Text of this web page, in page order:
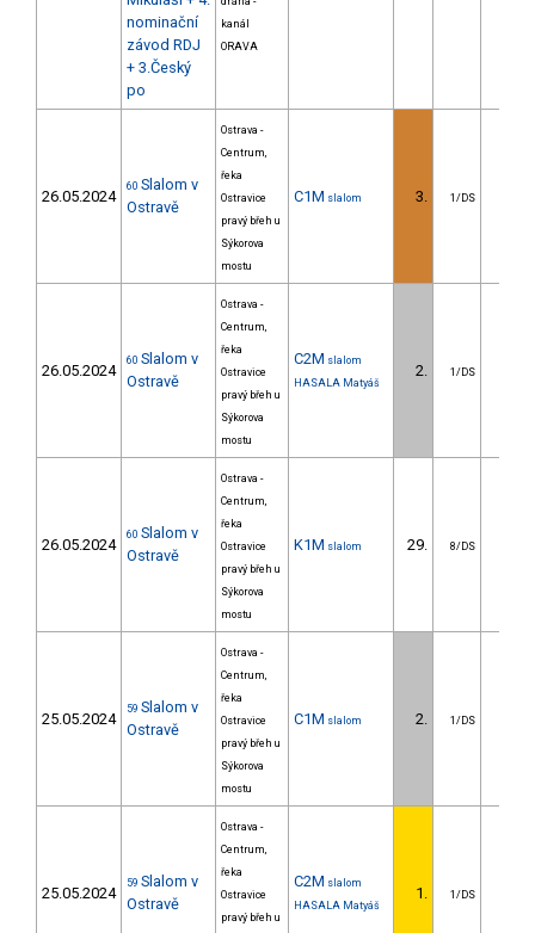
nominační
závod RDJ
+ 3.Český
po
kanál
ORAVA
26.05.2024
60 Slalom v
Ostravě
Ostrava -
Centrum,
řeka
Ostravice
pravý břeh u
Sýkorova
mostu
C1M slalom 3. 1/DS
26.05.2024
60 Slalom v
Ostravě
Ostrava -
Centrum,
řeka
Ostravice
pravý břeh u
Sýkorova
mostu
C2M slalom
HASALA Matyáš
2. 1/DS
26.05.2024
60 Slalom v
Ostravě
Ostrava -
Centrum,
řeka
Ostravice
pravý břeh u
Sýkorova
mostu
K1M slalom 29. 8/DS
25.05.2024
59 Slalom v
Ostravě
Ostrava -
Centrum,
řeka
Ostravice
pravý břeh u
Sýkorova
mostu
C1M slalom 2. 1/DS
25.05.2024
59 Slalom v
Ostravě
Ostrava -
Centrum,
řeka
Ostravice
pravý břeh u
C2M slalom
HASALA Matyáš
1. 1/DS